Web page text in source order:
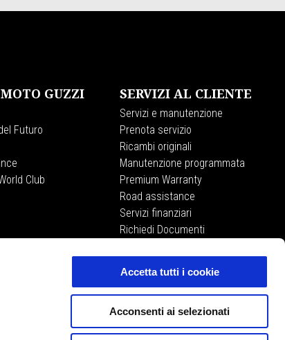
Accetta tutti i cookie
Acconsenti ai selezionati
GUZZI
Futuro
Club
SERVIZI AL CLIENTE
Servizi e manutenzione
Prenota servizio
Ricambi originali
Manutenzione programmata
Premium Warranty
Road assistance
Servizi finanziari
Richiedi Documenti
MOTO GUZZI STORE